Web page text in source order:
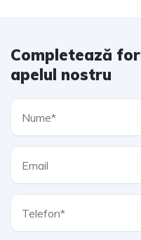
Completează
apelul nostru